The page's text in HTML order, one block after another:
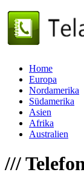
Home
Europa
Nordamerika
Südamerika
Asien
Afrika
Australien
///